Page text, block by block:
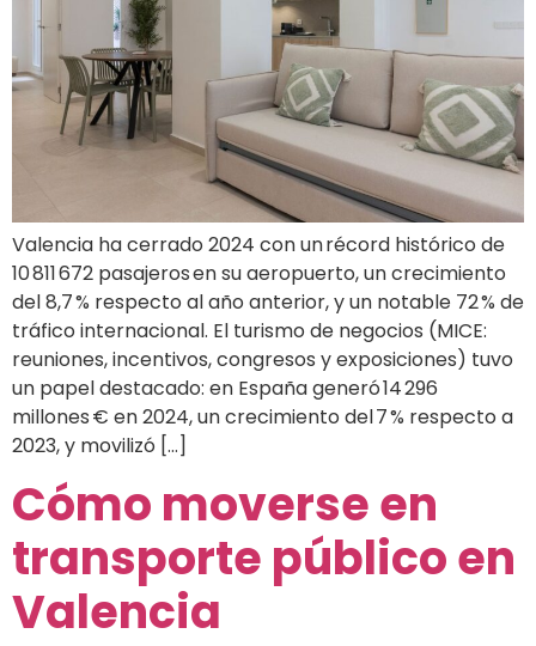
Valencia ha cerrado 2024 con un récord histórico de
10 811 672 pasajeros en su aeropuerto, un crecimiento
del 8,7 % respecto al año anterior, y un notable 72 % de
tráfico internacional. El turismo de negocios (MICE:
reuniones, incentivos, congresos y exposiciones) tuvo
un papel destacado: en España generó 14 296
millones € en 2024, un crecimiento del 7 % respecto a
2023, y movilizó […]
Cómo moverse en
transporte público en
Valencia